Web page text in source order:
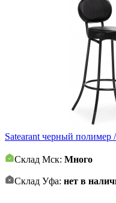
Satearant черный полимер
Склад Мск: Много
Склад Уфа: нет в